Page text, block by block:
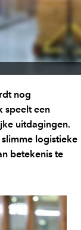
nog
speelt een
uitdagingen.
logistieke
betekenis te